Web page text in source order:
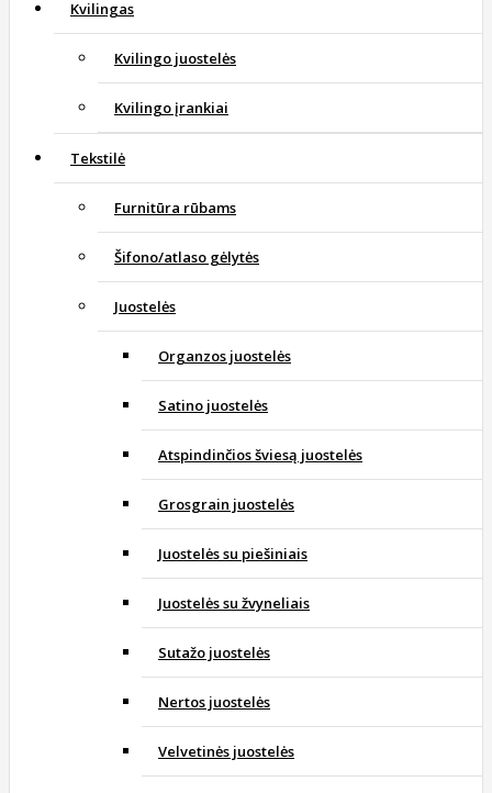
Kvilingas
Kvilingo juostelės
Kvilingo įrankiai
Tekstilė
Furnitūra rūbams
Šifono/atlaso gėlytės
Juostelės
Organzos juostelės
Satino juostelės
Atspindinčios šviesą juostelės
Grosgrain juostelės
Juostelės su piešiniais
Juostelės su žvyneliais
Sutažo juostelės
Nertos juostelės
Velvetinės juostelės